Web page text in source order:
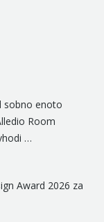
sobno enoto
Room
…
Award 2026 za